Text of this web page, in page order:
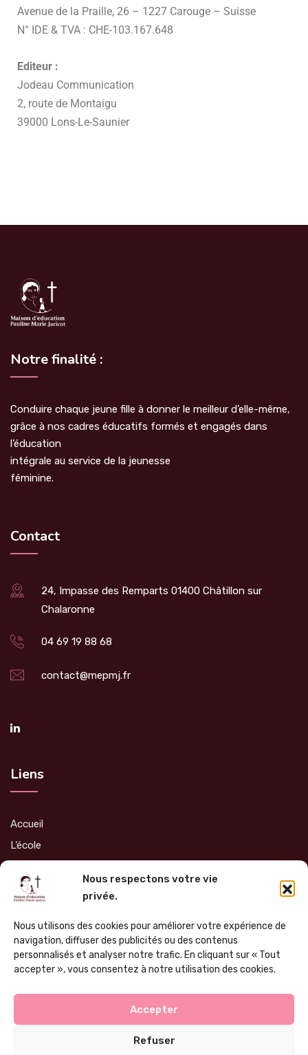
Nous respectons votre vie
privée.
Nous utilisons des cookies pour améliorer votre expérience de
navigation, diffuser des publicités ou des contenus
personnalisés et analyser notre trafic. En cliquant sur « Tout
accepter », vous consentez à notre utilisation des cookies.
Accepter
Refuser
Avenue de la Praille, 26 – 1227 Carouge – Suisse
N° IDE & TVA : CHE-103.167.648
Editeur :
Jodeau Communication
2, route de Montaigu
39000 Lons-Le-Saunier
Notre finalité :
Conduire chaque jeune fille à donner le meilleur d’elle-même,
grâce à nos cadres éducatifs formés et engagés dans
l’éducation
intégrale au service de la jeunesse
féminine.
Contact
24, Impasse des Remparts 01400 Châtillon sur
Chalaronne
04 69 19 88 68
contact@mepmj.fr
Liens
Accueil
L’école
Soutien
Nous contacter
JCOM, Agence de communication
Politique de confidentialité